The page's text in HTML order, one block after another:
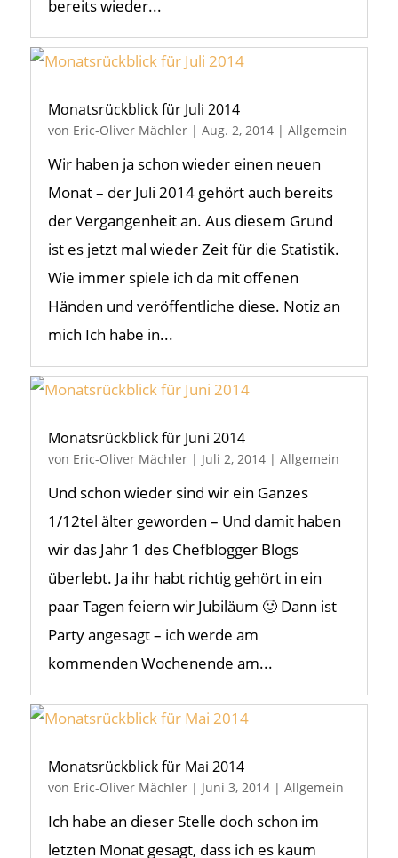
bereits wieder...
Monatsrückblick für Juli 2014
von Eric-Oliver Mächler| Aug. 2, 2014| Allgemein
Wir haben ja schon wieder einen neuen
Monat – der Juli 2014 gehört auch bereits
der Vergangenheit an. Aus diesem Grund
ist es jetzt mal wieder Zeit für die Statistik.
Wie immer spiele ich da mit offenen
Händen und veröffentliche diese. Notiz an
mich Ich habe in...
Monatsrückblick für Juni 2014
von Eric-Oliver Mächler| Juli 2, 2014| Allgemein
Und schon wieder sind wir ein Ganzes
1/12tel älter geworden – Und damit haben
wir das Jahr 1 des Chefblogger Blogs
überlebt. Ja ihr habt richtig gehört in ein
paar Tagen feiern wir Jubiläum 🙂 Dann ist
Party angesagt – ich werde am
kommenden Wochenende am...
Monatsrückblick für Mai 2014
von Eric-Oliver Mächler| Juni 3, 2014| Allgemein
Ich habe an dieser Stelle doch schon im
letzten Monat gesagt, dass ich es kaum